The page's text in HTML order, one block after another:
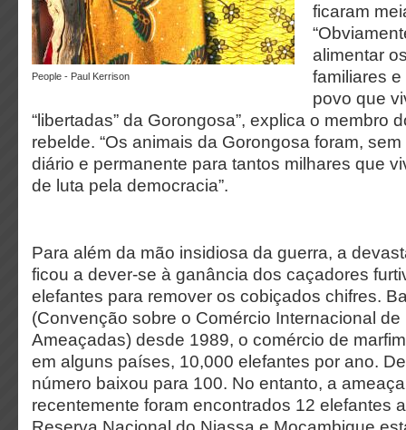
people - Paul Kerrison
ficaram
alimentar
familiares
povo que
“libertadas” da Gorongosa”, explica o membro
rebelde. “Os animais da Gorongosa foram,
diário e permanente para tantos milhares que
de luta pela democracia”.
Para além da mão insidiosa da guerra, a
ficou a dever-se à ganância dos caçadores
elefantes para remover os cobiçados chifres.
(Convenção sobre o Comércio Internacional
Ameaçadas) desde 1989, o comércio de
em alguns países, 10,000 elefantes por ano.
número baixou para 100. No entanto, a
recentemente foram encontrados 12 elefantes